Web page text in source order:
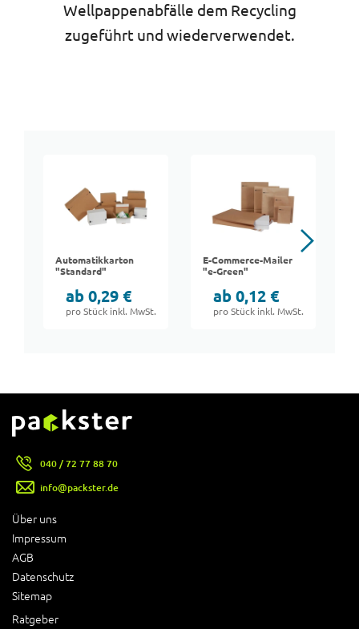
Wellpappenabfälle dem Recycling
zugeführt und wiederverwendet.
Automatikkarton
"Standard"
ab 0,29 €
pro Stück inkl. MwSt.
E-Commerce-Mailer
"e-Green"
ab 0,12 €
pro Stück inkl. MwSt.
Über uns
Impressum
AGB
Datenschutz
Sitemap
Ratgeber
040 / 72 77 88 70
info@packster.de